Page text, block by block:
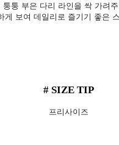
퉁퉁 부은 다리 라인을 싹 가려주
게 보여 데일리로 즐기기 좋은
# SIZE TIP
프리사이즈